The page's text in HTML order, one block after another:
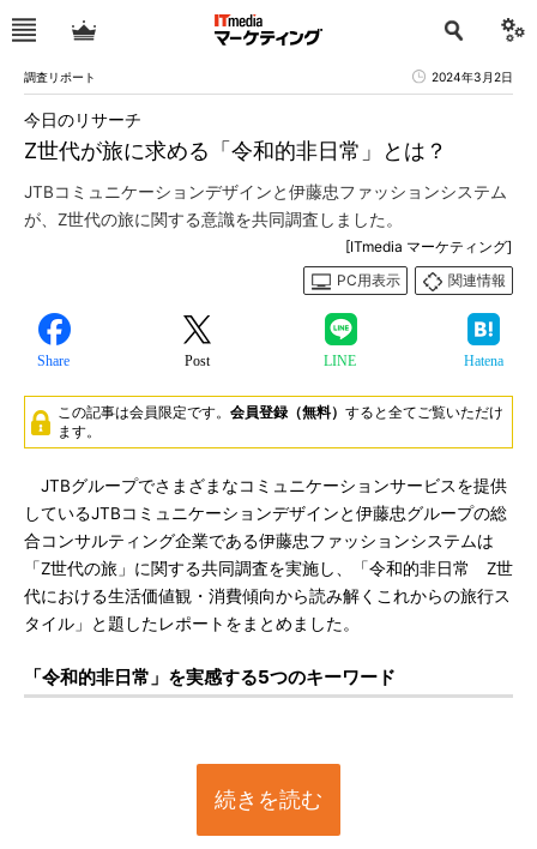
調査リポート 2024年3月2日
Z世代が旅に求める「令和的非日常」とは？
今日のリサーチ
JTBコミュニケーションデザインと伊藤忠ファッションシステム
が、Z世代の旅に関する意識を共同調査しました。
[ITmedia マーケティング]
PC用表示
関連情報
Share Post LINE Hatena
この記事は会員限定です。 会員登録（無料） すると全てご覧いただけ
ます。
JTBグループでさまざまなコミュニケーションサービスを提供
しているJTBコミュニケーションデザインと伊藤忠グループの総
合コンサルティング企業である伊藤忠ファッションシステムは
「Z世代の旅」に関する共同調査を実施し、「令和的非日常 Z世
代における生活価値観・消費傾向から読み解くこれからの旅行ス
タイル」と題したレポートをまとめました。
「令和的非日常」を実感する5つのキーワード
続きを読む